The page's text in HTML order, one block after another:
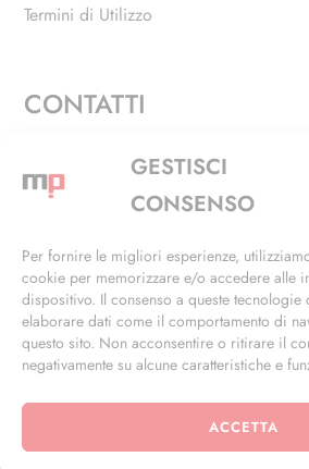
GESTISCI
CONSENSO
Per fornire le migliori esperienze,
cookie per memorizzare e/o accedere alle
dispositivo. Il consenso a queste tecnologie
elaborare dati come il comportamento di
questo sito. Non acconsentire o ritirare il
negativamente su alcune caratteristiche e
ACCETTA
Termini di Utilizzo
CONTATTI
Via Alfieri, 27 - Trezzano Sul
+39 02 4846 3155
info@masterphil.it